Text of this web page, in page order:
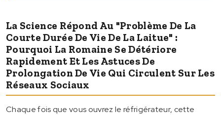
La Science Répond Au "problème De La
Courte Durée De Vie De La Laitue" :
Pourquoi La Romaine Se Détériore
Rapidement Et Les Astuces De
Prolongation De Vie Qui Circulent Sur Les
Réseaux Sociaux
Chaque fois que vous ouvrez le réfrigérateur, cette